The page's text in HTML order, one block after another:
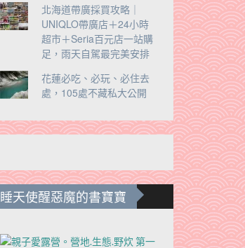
北海道帶廣採買攻略｜
UNIQLO帶廣店＋24小時
超市＋Seria百元店一站購
足，雨天自駕最完美安排
花蓮必吃、必玩、必住去
處，105處不藏私大公開
睡天使醒惡魔的書寶寶